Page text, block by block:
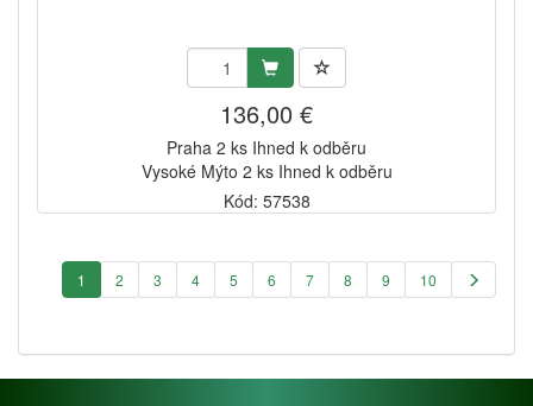
136,00 €
Praha 2 ks Ihned k odběru
Vysoké Mýto 2 ks Ihned k odběru
Kód: 57538
1 2 3 4 5 6 7 8 9 10